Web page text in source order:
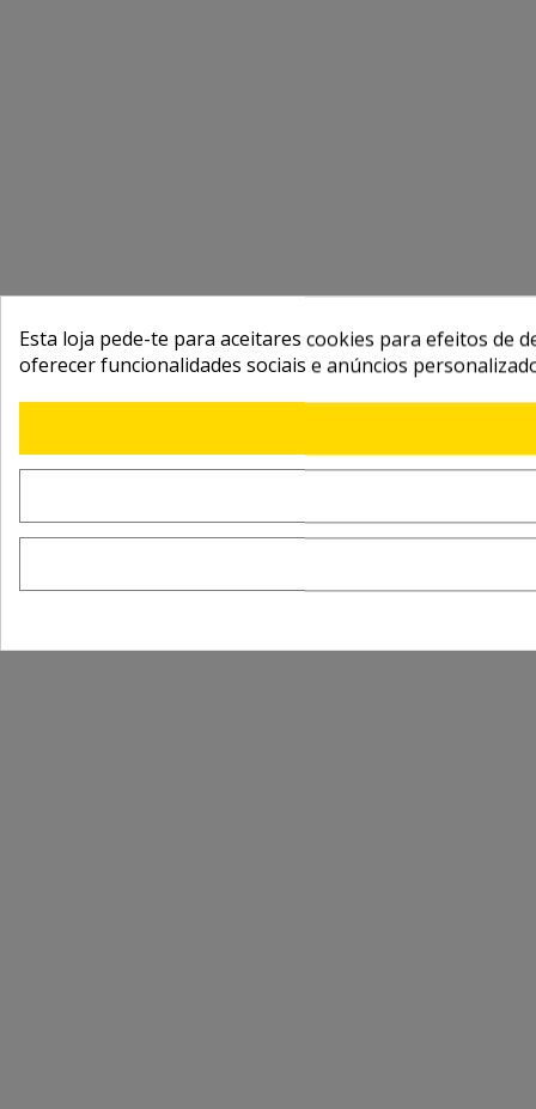
Esta loja pede-te para aceitares cookies para efeitos de
oferecer funcionalidades sociais e anúncios